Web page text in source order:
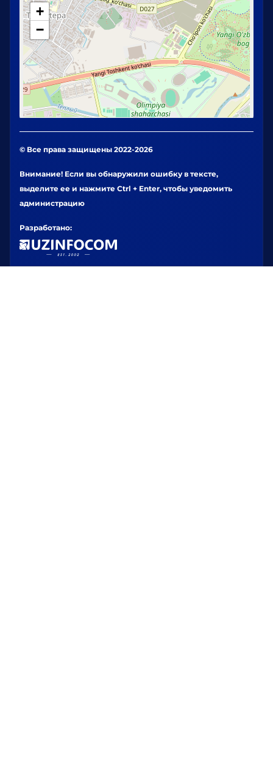
+
−
© Все права защищены 2022-2026
Внимание! Если вы обнаружили ошибку в тексте,
выделите ее и нажмите Ctrl + Enter, чтобы уведомить
администрацию
Разработано: